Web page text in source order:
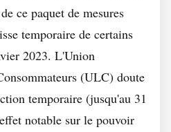
ce paquet de mesures
temporaire de certains
2023. L'Union
(ULC) doute
temporaire (jusqu'au 31
notable sur le pouvoir